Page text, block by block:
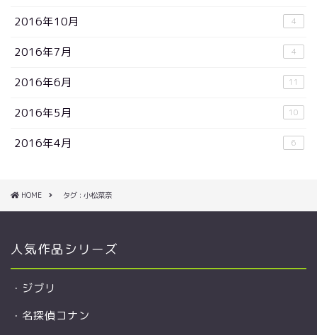
2016年10月 4
2016年7月 4
2016年6月 11
2016年5月 10
2016年4月 6
HOME タグ : 小松菜奈
人気作品シリーズ
・ ジブリ
・ 名探偵コナン